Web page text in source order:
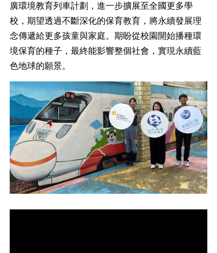
廣環境教育列車計劃，進一步擴展至全國更多學
校，期望透過不斷深化的保育教育，將永續發展理
念傳遞給更多孩童與家庭。期盼從校園開始播種環
境保育的種子，最終能影響整個社會，實現永續藍
色地球的願景。